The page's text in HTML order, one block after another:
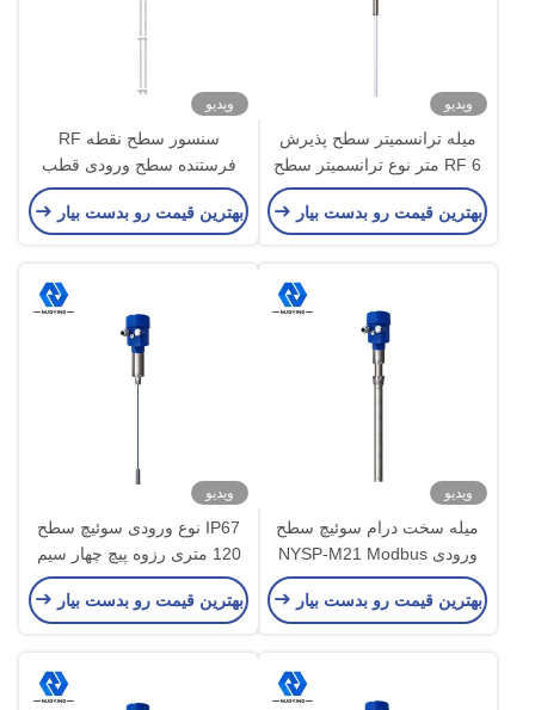
ویدیو
میله ترانسمیتر سطح پذیرش
RF 6 متر نوع ترانسمیتر سطح
سخت عایق
بهترین قیمت رو بدست بیار
ویدیو
سنسور سطح نقطه RF
فرستنده سطح ورودی قطب
سخت RF 2.5MPa
بهترین قیمت رو بدست بیار
ویدیو
میله سخت درام سوئیچ سطح
ورودی NYSP-M21 Modbus
RF
بهترین قیمت رو بدست بیار
ویدیو
IP67 نوع ورودی سوئیچ سطح
120 متری رزوه پیچ چهار سیم
برای چاه عمیق
بهترین قیمت رو بدست بیار